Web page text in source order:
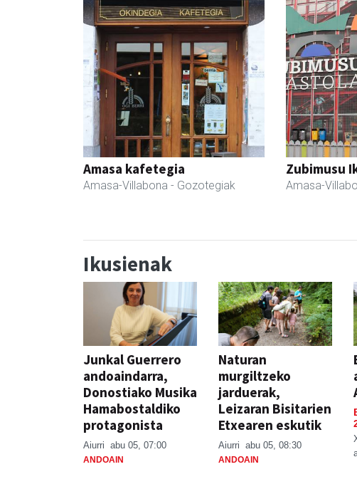
Amasa kafetegia
Amasa-Villabona - Gozotegiak
Zubimusu
Amasa-
Ikusienak
Junkal Guerrero
andoaindarra,
Donostiako Musika
Hamabostaldiko
protagonista
Aiurri abu 05, 07:00
ANDOAIN
Naturan
murgiltzeko
jarduerak,
Leizaran Bisitarien
Etxearen eskutik
Aiurri abu 05, 08:30
ANDOAIN